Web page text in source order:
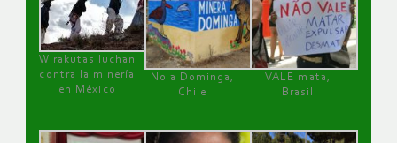
Wirakutas luchan
contra la minería
en México
No a Dominga,
Chile
VALE mata,
Brasil